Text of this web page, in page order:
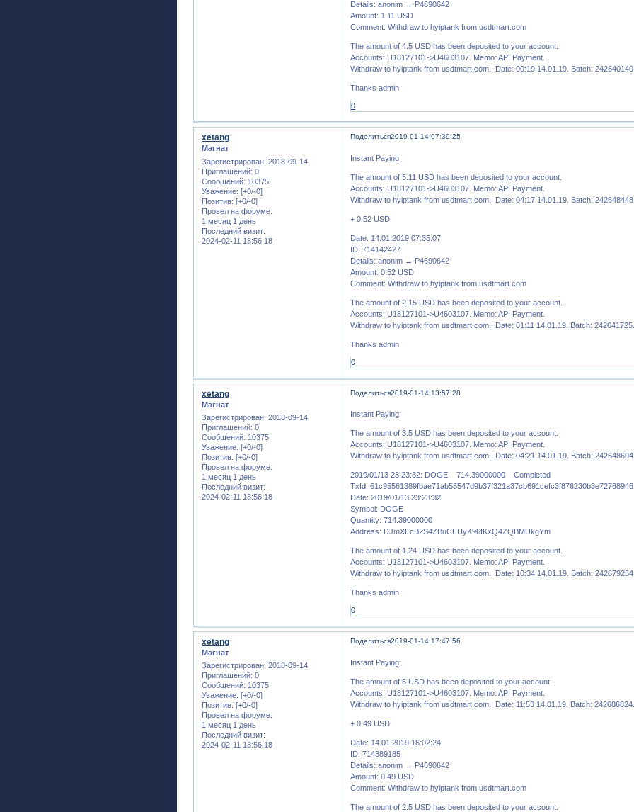
Details: anonim → P4690642
Amount: 1.11 USD
Comment: Withdraw to hyiptank from usdtmart.com
The amount of 4.5 USD has been deposited to your account.
Accounts: U18127101->U4603107. Memo: API Payment.
Withdraw to hyiptank from usdtmart.com.. Date: 00:19 14.01.19. Batch:
Thanks admin
0
Поделиться2019-01-14 07:39:25
xetang
Магнат
Зарегистрирован: 2018-09-14
Приглашений: 0
Сообщений: 10375
Уважение: [+0/-0]
Позитив: [+0/-0]
Провел на форуме:
1 месяц 1 день
Последний визит:
2024-02-11 18:56:18
Instant Paying:
The amount of 5.11 USD has been deposited to your account.
Accounts: U18127101->U4603107. Memo: API Payment.
Withdraw to hyiptank from usdtmart.com.. Date: 04:17 14.01.19. Batch:
+ 0.52 USD
Date: 14.01.2019 07:35:07
ID: 714142427
Details: anonim → P4690642
Amount: 0.52 USD
Comment: Withdraw to hyiptank from usdtmart.com
The amount of 2.15 USD has been deposited to your account.
Accounts: U18127101->U4603107. Memo: API Payment.
Withdraw to hyiptank from usdtmart.com.. Date: 01:11 14.01.19. Batch:
Thanks admin
0
Поделиться2019-01-14 13:57:28
xetang
Магнат
Зарегистрирован: 2018-09-14
Приглашений: 0
Сообщений: 10375
Уважение: [+0/-0]
Позитив: [+0/-0]
Провел на форуме:
1 месяц 1 день
Последний визит:
2024-02-11 18:56:18
Instant Paying:
The amount of 3.5 USD has been deposited to your account.
Accounts: U18127101->U4603107. Memo: API Payment.
Withdraw to hyiptank from usdtmart.com.. Date: 04:21 14.01.19. Batch:
2019/01/13 23:23:32: DOGE 714.39000000 Completed
TxId: 61c95561389fbae71ab55547d9b37f321a37cb691cefc3f876230b3e72768946
Date: 2019/01/13 23:23:32
Symbol: DOGE
Quantity: 714.39000000
Address: DJmXEcB2S4ZBuCEUyK96fKxQ4ZQBMUkgYm
The amount of 1.24 USD has been deposited to your account.
Accounts: U18127101->U4603107. Memo: API Payment.
Withdraw to hyiptank from usdtmart.com.. Date: 10:34 14.01.19. Batch:
Thanks admin
0
Поделиться2019-01-14 17:47:56
xetang
Магнат
Зарегистрирован: 2018-09-14
Приглашений: 0
Сообщений: 10375
Уважение: [+0/-0]
Позитив: [+0/-0]
Провел на форуме:
1 месяц 1 день
Последний визит:
2024-02-11 18:56:18
Instant Paying:
The amount of 5 USD has been deposited to your account.
Accounts: U18127101->U4603107. Memo: API Payment.
Withdraw to hyiptank from usdtmart.com.. Date: 11:53 14.01.19. Batch:
+ 0.49 USD
Date: 14.01.2019 16:02:24
ID: 714389185
Details: anonim → P4690642
Amount: 0.49 USD
Comment: Withdraw to hyiptank from usdtmart.com
The amount of 2.5 USD has been deposited to your account.